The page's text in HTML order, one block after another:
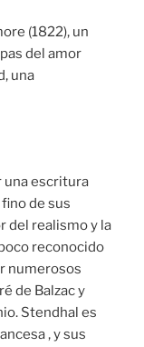
(1822), un
del amor
una
una escritura
de sus
del realismo y la
reconocido
numerosos
de Balzac y
Stendhal es
, y sus